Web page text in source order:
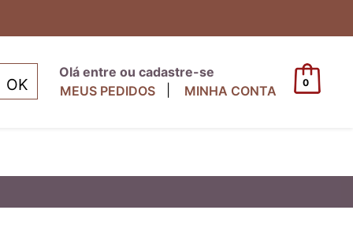
Olá entre ou cadastre-se
MEUS PEDIDOS
MINHA CONTA
0